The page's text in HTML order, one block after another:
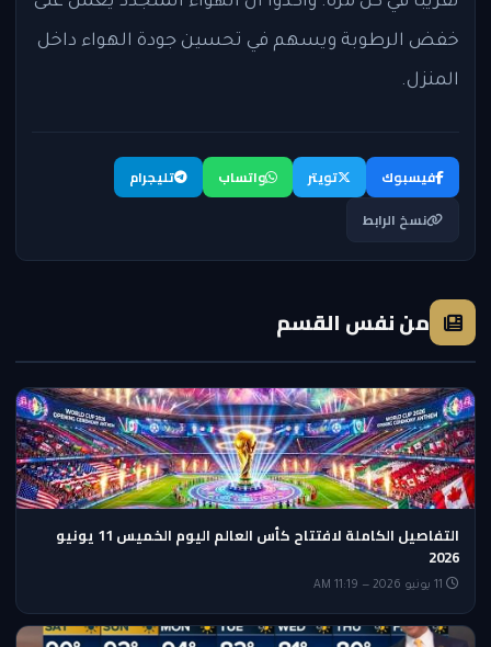
خفض الرطوبة ويسهم في تحسين جودة الهواء داخل
المنزل.
فيسبوك تويتر واتساب
تليجرام
نسخ الرابط
من نفس القسم
التفاصيل الكاملة لافتتاح كأس العالم اليوم الخميس 11 يونيو
2026